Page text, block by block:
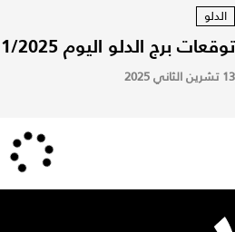
الدلو
توقعات برج الدلو اليوم 13/11/2025
13 تشرين الثاني 2025